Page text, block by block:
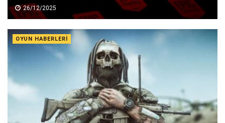
26/12/2025
OYUN HABERLERI